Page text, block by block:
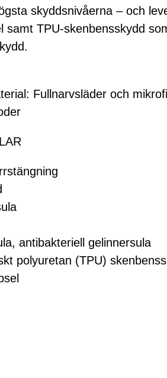
skyddsnivåerna – och
samt TPU-skenbensskydd
Fullnarvsläder och
antibakteriell gelinnersula
polyuretan (TPU)